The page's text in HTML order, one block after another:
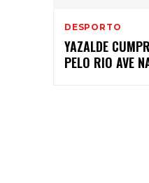
DESPORTO
YAZALDE
PELO RIO AVE